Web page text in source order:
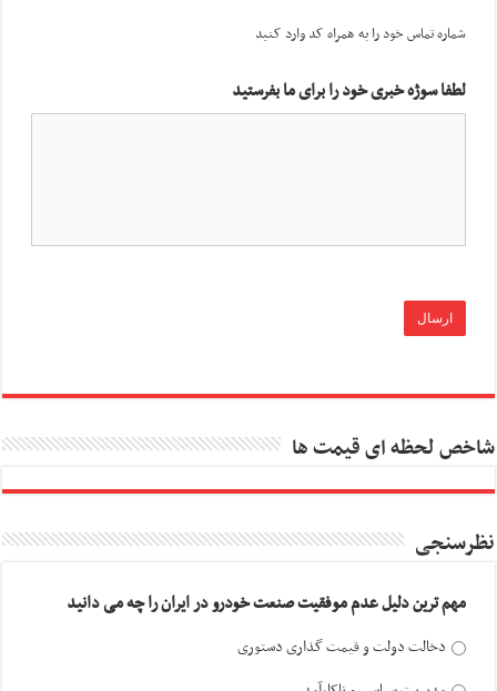
شماره تماس خود را به همراه کد وارد کنید
لطفا سوژه خبری خود را برای ما بفرستید
شاخص لحظه ای قیمت ها
نظرسنجی
مهم ترین دلیل عدم موفقیت صنعت خودرو در ایران را چه می دانید
دخالت دولت و قیمت گذاری دستوری